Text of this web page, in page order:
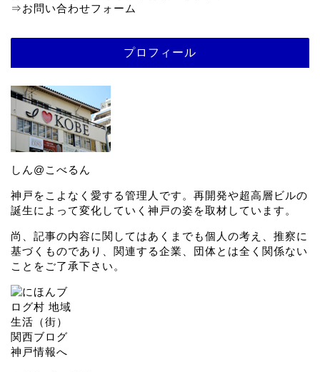
⇒お問い合わせフォーム
プロフィール
しん@こべるん
神戸をこよなく愛する管理人です。再開発や超高層ビルの
誕生によって変化していく神戸の姿を取材しています。
尚、記事の内容に関してはあくまでも個人の考え、推察に
基づくものであり、関連する企業、団体とは全く関係ない
ことをご了承下さい。